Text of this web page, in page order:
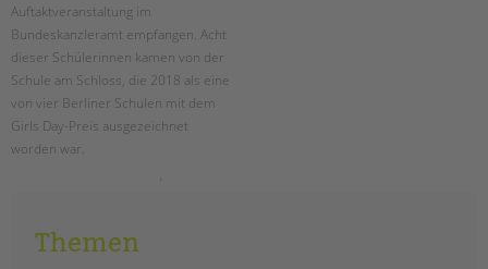
Magazin
KONTAKT
Impressum
Datenschutz
Hinweisgebersystem
Intranet
Auftaktveranstaltung im
Bundeskanzleramt empfangen. Acht
dieser Schülerinnen kamen von der
Schule am Schloss, die 2018 als eine
von vier Berliner Schulen mit dem
Girls Day-Preis ausgezeichnet
worden war.
besuch
bei
Themen